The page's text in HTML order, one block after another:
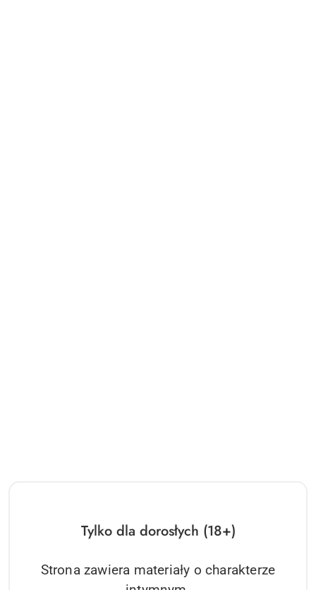
Tylko dla dorosłych (18+)
Strona zawiera materiały o charakterze